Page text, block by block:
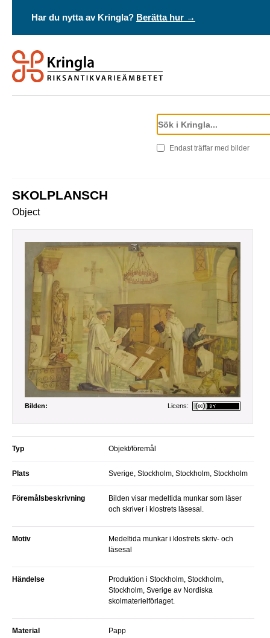
Har du nytta av Kringla? Berätta hur →
Endast träffar med bilder
SKOLPLANSCH
Object
Bilden: Licens:
Typ Objekt/föremål
Plats Sverige, Stockholm, Stockholm, Stockholm
Föremålsbeskrivning
Bilden visar medeltida munkar som läser
och skriver i klostrets läsesal.
Motiv
Medeltida munkar i klostrets skriv- och
läsesal
Händelse
Produktion i Stockholm, Stockholm,
Stockholm, Sverige av Nordiska
skolmaterielförlaget.
Material Papp